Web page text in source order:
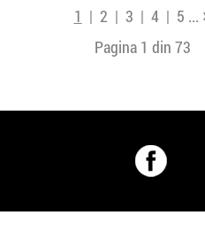
1 | 2 | 3 | 4| 5 ...
Pagina 1 din 73